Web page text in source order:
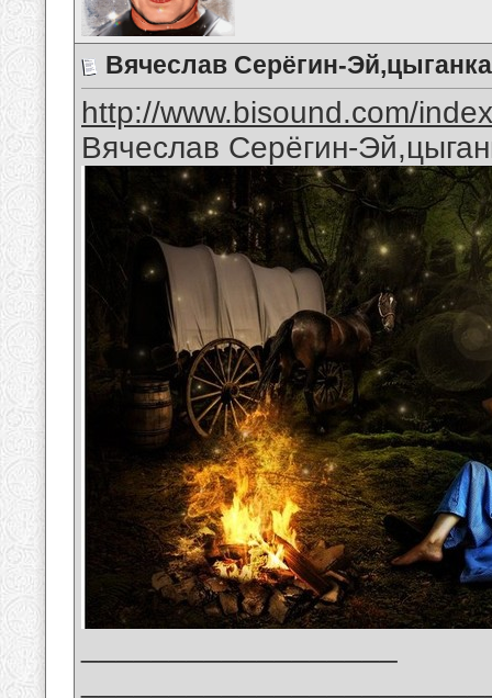
Вячеслав Серёгин-Эй,цыганка
http://www.bisound.com/
Вячеслав Серёгин-